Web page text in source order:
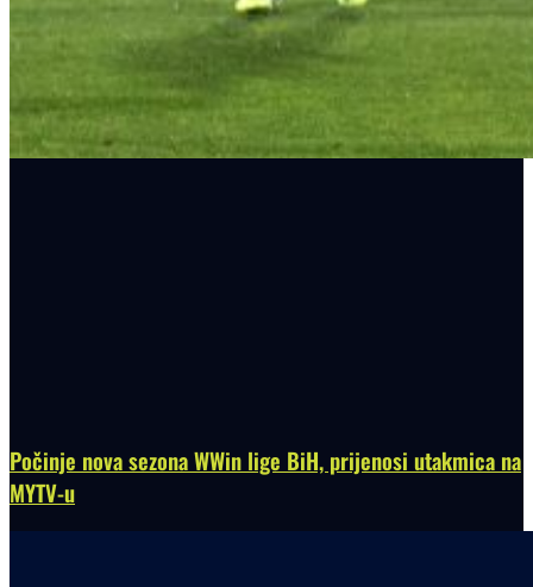
Počinje nova sezona WWin lige BiH, prijenosi utakmica na
MYTV-u